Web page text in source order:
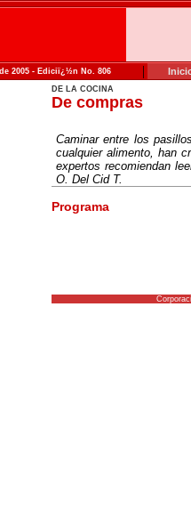
2005 - Ediciï¿½n No. 806 |
DE LA COCINA
De compras
Caminar entre los
cualquier alimento, han
expertos recomiendan
O. Del Cid T.
Programa